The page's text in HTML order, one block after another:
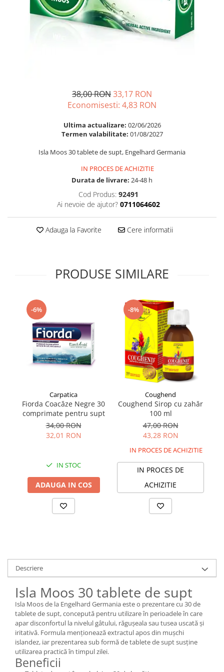
Omega 3
Sistemul respirator
Slabire si control greutate
Somn stres si anxietate
Supliment Calciu
Supliment Complexe
Supliment Vitamina B
Supliment Vitamina C
Supliment Vitamina D3
Tincturi si Gemoderivate
Vitamine si minerale
Ingrijire par
Balsam masca si tratament
38,00 RON33,17 RON
Economisesti: 4,83 RON
Ultima actualizare: 02/06/2026
Termen valabilitate: 01/08/2027
Isla Moos 30 tablete de supt, Engelhard Germania
IN PROCES DE ACHIZITIE
Durata de livrare: 24-48 h
Cod Produs: 92491
Ai nevoie de ajutor? 0711064602
Adauga la Favorite Cere informatii
PRODUSE SIMILARE
-6%
Carpatica
Fiorda Coacăze Negre 30
comprimate pentru supt
34,00 RON
32,01 RON
IN STOC
ADAUGA IN COS
-8%
Coughend
Coughend Sirop cu zahăr
100 ml
47,00 RON
43,28 RON
IN PROCES DE ACHIZITIE
IN PROCES DE
ACHIZITIE
Descriere
Isla Moos 30 tablete de supt
Isla Moos de la Engelhard Germania este o prezentare cu 30 de
tablete de supt, concepută pentru utilizare în perioadele în care
apar disconfortul la nivelul gâtului, răgușeala sau tusea uscată și
iritativă. Formula menționează extractul apos din mușchi
islandez, iar prezentarea sub formă de tablete de supt susține
utilizarea practică în timpul zilei.
Beneficii